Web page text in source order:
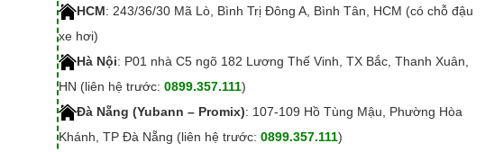
HCM: 243/36/30 Mã Lò, Bình Trị Đông A, Bình Tân, HCM (có chỗ đậu
xe hơi)
Hà Nội: P01 nhà C5 ngõ 182 Lương Thế Vinh, TX Bắc, Thanh Xuân,
HN (liên hệ trước: 0899.357.111)
Đà Nẵng (Yubann – Promix): 107-109 Hồ Tùng Mậu, Phường Hòa
Khánh, TP Đà Nẵng (liên hệ trước: 0899.357.111)